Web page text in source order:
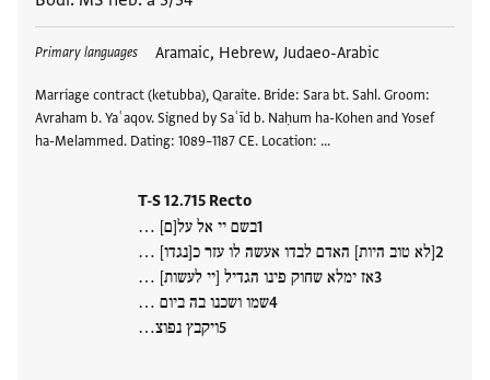
Primary languages Aramaic, Hebrew, Judaeo-Arabic
Marriage contract (ketubba), Qaraite. Bride: Sara bt. Sahl. Groom:
Avraham b. Yaʿaqov. Signed by Saʿīd b. Naḥum ha-Kohen and Yosef
ha-Melammed. Dating: 1089–1187 CE. Location: …
T-S 12.715 Recto
בשם יי אל על[ם] …
[לא טוב היות] האדם לבדו אעשה לו עזר כ[נגדו] …
אז ימלא שחוק פינו הגדיל [יי לעשות] …
שמו ושכנו בה ביום …
ויקבץ נפוצ…
Tags